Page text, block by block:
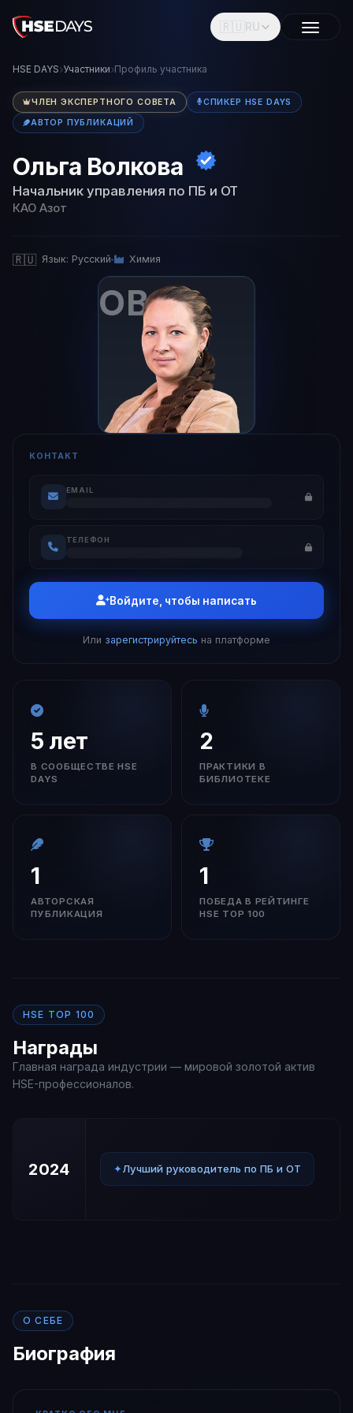
🇷🇺RU
HSE DAYS Участники Профиль участника
ЧЛЕН ЭКСПЕРТНОГО СОВЕТА СПИКЕР HSE DAYS
АВТОР ПУБЛИКАЦИЙ
Ольга Волкова
Начальник управления по ПБ и ОТ
КАО Азот
🇷🇺 Язык: Русский Химия
5 лет
В СООБЩЕСТВЕ HSE
DAYS
2
ПРАКТИКИ В
БИБЛИОТЕКЕ
1
АВТОРСКАЯ
ПУБЛИКАЦИЯ
1
ПОБЕДА В РЕЙТИНГЕ
HSE TOP 100
HSE TOP 100
Награды
Главная награда индустрии — мировой золотой актив
HSE-профессионалов.
2024 ✦Лучший руководитель по ПБ и ОТ
О СЕБЕ
Биография
КОНТАКТ
EMAIL
ТЕЛЕФОН
Войдите, чтобы написать
Или зарегистрируйтесь на платформе